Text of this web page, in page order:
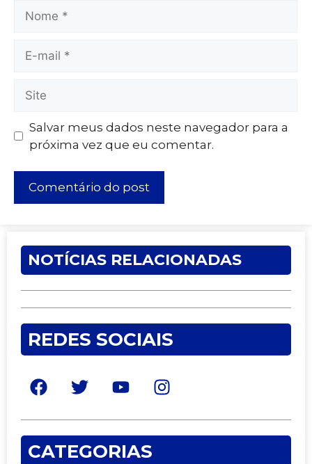
Salvar meus dados neste navegador para a
próxima vez que eu comentar.
NOTÍCIAS RELACIONADAS
REDES SOCIAIS
CATEGORIAS